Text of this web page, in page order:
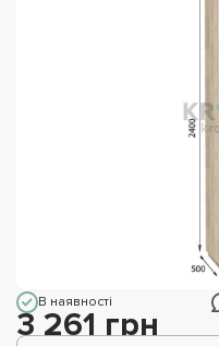
В наявності
3 261 грн